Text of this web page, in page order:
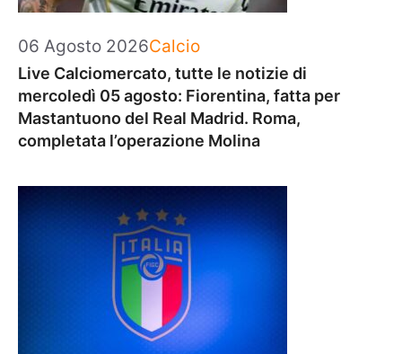
06 Agosto 2026Categorie
Calcio
Live Calciomercato, tutte le notizie di
mercoledì 05 agosto: Fiorentina, fatta per
Mastantuono del Real Madrid. Roma,
completata l’operazione Molina